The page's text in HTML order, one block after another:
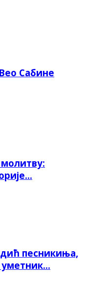
Сабине
песникиња,